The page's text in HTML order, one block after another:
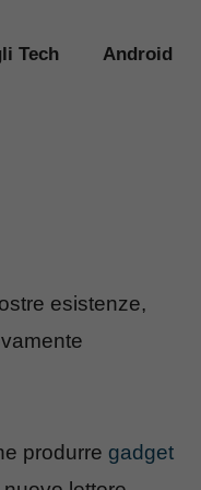
Tech Android
esistenze,
produrre gadget